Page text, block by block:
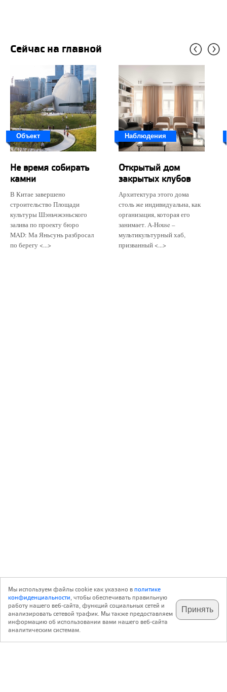
Сейчас на главной
Объект
Не время собирать
камни
В Китае завершено
строительство Площади
культуры Шэньчжэньского
залива по проекту бюро
MAD: Ма Яньсунь разбросал
по берегу <...>
Наблюдения
Открытый дом
закрытых клубов
Архитектура этого дома
столь же индивидуальна, как
организация, которая его
занимает. A-House –
мультикультурный хаб,
призванный <...>
подпишитесь на наш
телеграм @archi_ru
✕
с 20 июля 1999 г.
Мы используем файлы cookie как указано вполитике
конфиденциальности, чтобы обеспечивать правильную
работу нашего веб-сайта, функций социальных сетей и
анализировать сетевой трафик. Мы также предоставляем
информацию об использовании вами нашего веб-сайта
аналитическим системам.
Принять